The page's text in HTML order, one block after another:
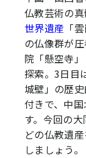
仏教芸術の
世界遺産 「
の仏像群が
院「懸空寺
探索。3日目
城壁」の歴
付きで、中
す。今回の
どの仏教遺
しましょう。